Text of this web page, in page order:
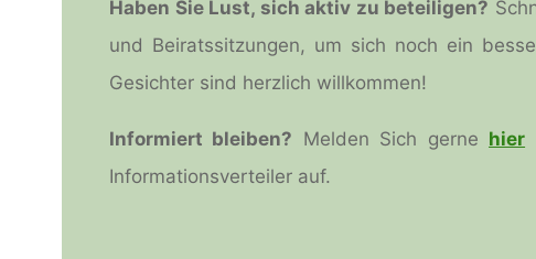
Haben Sie Lust, sich aktiv zu beteiligen?
und Beiratssitzungen, um sich noch ein
Gesichter sind herzlich willkommen!
Informiert bleiben? Melden Sich gerne hier
Informationsverteiler auf.